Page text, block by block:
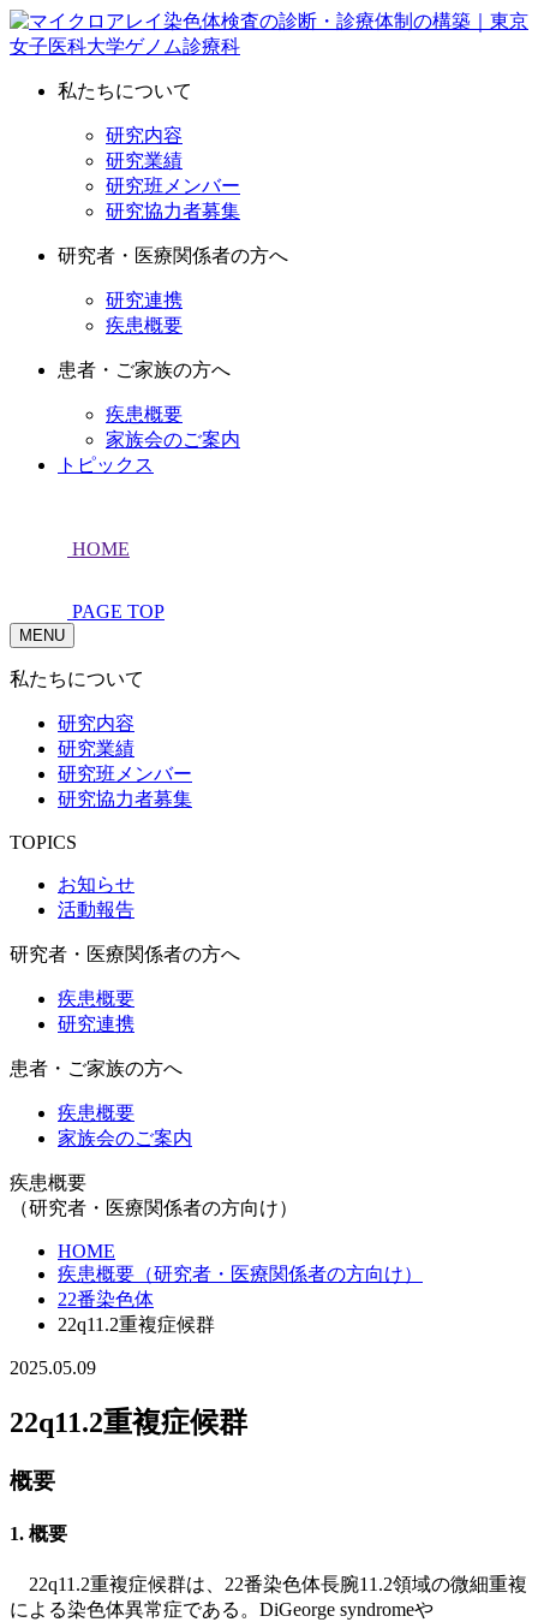
私たちについて
研究内容
研究業績
研究班メンバー
研究協力者募集
研究者・医療関係者の方へ
研究連携
疾患概要
患者・ご家族の方へ
疾患概要
家族会のご案内
トピックス
HOME
PAGE TOP
MENU
私たちについて
研究内容
研究業績
研究班メンバー
研究協力者募集
TOPICS
お知らせ
活動報告
研究者・医療関係者の方へ
疾患概要
研究連携
患者・ご家族の方へ
疾患概要
家族会のご案内
疾患概要
（研究者・医療関係者の方向け）
HOME
疾患概要（研究者・医療関係者の方向け）
22番染色体
22q11.2重複症候群
2025.05.09
22q11.2重複症候群
概要
1. 概要
22q11.2重複症候群は、22番染色体長腕11.2領域の微細重複
による染色体異常症である。DiGeorge syndromeや